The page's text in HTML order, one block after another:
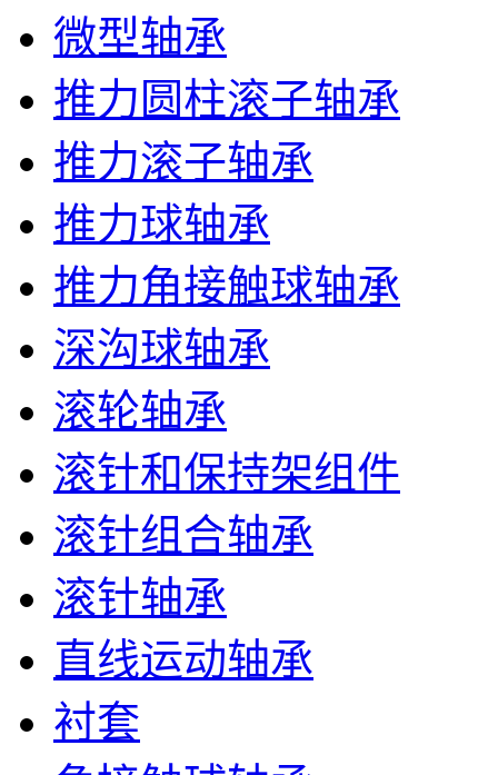
微型轴承
推力圆柱滚子轴承
推力滚子轴承
推力球轴承
推力角接触球轴承
深沟球轴承
滚轮轴承
滚针和保持架组件
滚针组合轴承
滚针轴承
直线运动轴承
衬套